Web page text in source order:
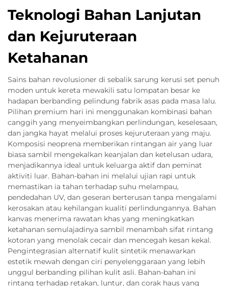
Teknologi Bahan Lanjutan
dan Kejuruteraan
Ketahanan
Sains bahan revolusioner di sebalik sarung kerusi set penuh
moden untuk kereta mewakili satu lompatan besar ke
hadapan berbanding pelindung fabrik asas pada masa lalu.
Pilihan premium hari ini menggunakan kombinasi bahan
canggih yang menyeimbangkan perlindungan, keselesaan,
dan jangka hayat melalui proses kejuruteraan yang maju.
Komposisi neoprena memberikan rintangan air yang luar
biasa sambil mengekalkan keanjalan dan ketelusan udara,
menjadikannya ideal untuk keluarga aktif dan peminat
aktiviti luar. Bahan-bahan ini melalui ujian rapi untuk
memastikan ia tahan terhadap suhu melampau,
pendedahan UV, dan geseran berterusan tanpa mengalami
kerosakan atau kehilangan kualiti perlindungannya. Bahan
kanvas menerima rawatan khas yang meningkatkan
ketahanan semulajadinya sambil menambah sifat rintang
kotoran yang menolak cecair dan mencegah kesan kekal.
Pengintegrasian alternatif kulit sintetik menawarkan
estetik mewah dengan ciri penyelenggaraan yang lebih
unggul berbanding pilihan kulit asli. Bahan-bahan ini
rintang terhadap retakan, luntur, dan corak haus yang